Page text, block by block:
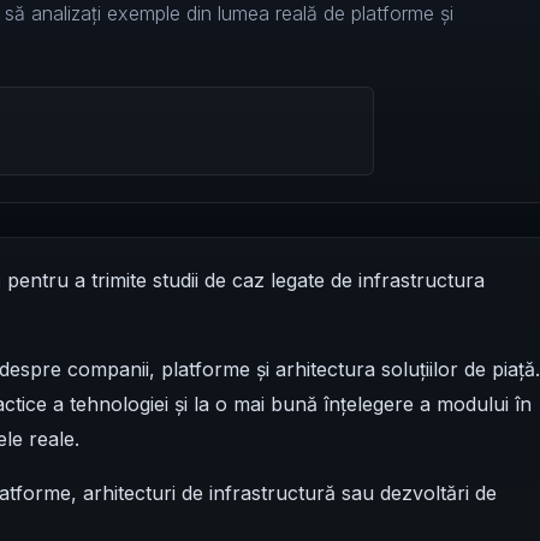
analizați exemple din lumea reală de platforme și
a trimite studii de caz legate de infrastructura
companii, platforme și arhitectura soluțiilor de piață.
a tehnologiei și la o mai bună înțelegere a modului în
reale.
arhitecturi de infrastructură sau dezvoltări de